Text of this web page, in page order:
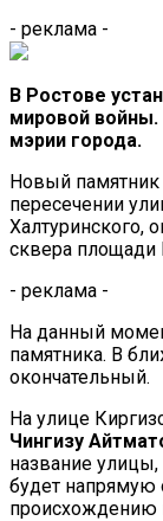
- реклама -
В Ростове
мировой
мэрии города.
Новый памятник
пересечении
Халтуринского,
сквера площади
- реклама -
На данный
памятника. В
окончательный.
На улице
Чингизу
название улицы,
будет напрямую
происхождению